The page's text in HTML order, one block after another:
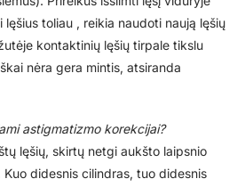
toliau , reikia naudoti naują lęšių
kontaktinių lęšių tirpale tikslu
nėra gera mintis, atsiranda
astigmatizmo korekcijai?
lęšių, skirtų netgi aukšto laipsnio
didesnis cilindras, tuo didesnis